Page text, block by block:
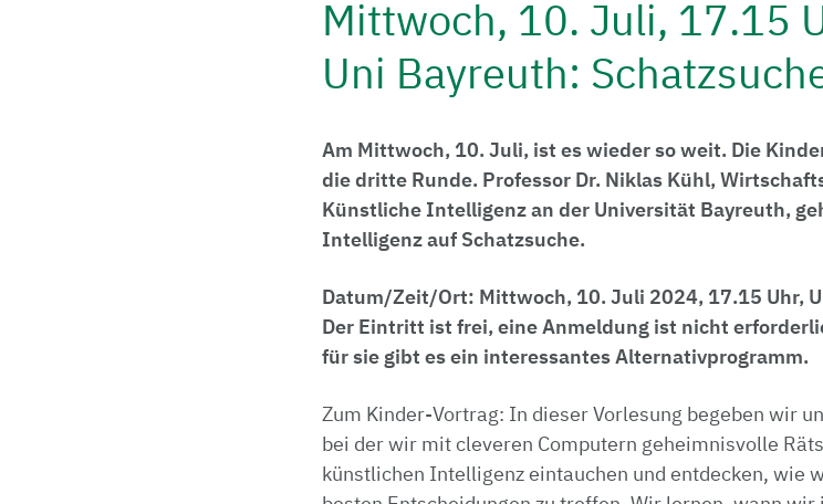
Mittwoch, 10. Juli, 17.15
Uni Bayreuth:
Am Mittwoch, 10. Juli, ist es wieder so weit. Die
die dritte Runde. Professor Dr. Niklas Kühl,
Künstliche Intelligenz an der Universität Bayreuth,
Intelligenz auf Schatzsuche.
Datum/Zeit/Ort: Mittwoch, 10. Juli 2024, 17.15 Uhr,
Der Eintritt ist frei, eine Anmeldung ist nicht
für sie gibt es ein interessantes Alternativprogramm.
Zum Kinder-Vortrag: In dieser Vorlesung begeben wir
bei der wir mit cleveren Computern geheimnisvolle
künstlichen Intelligenz eintauchen und entdecken, wie